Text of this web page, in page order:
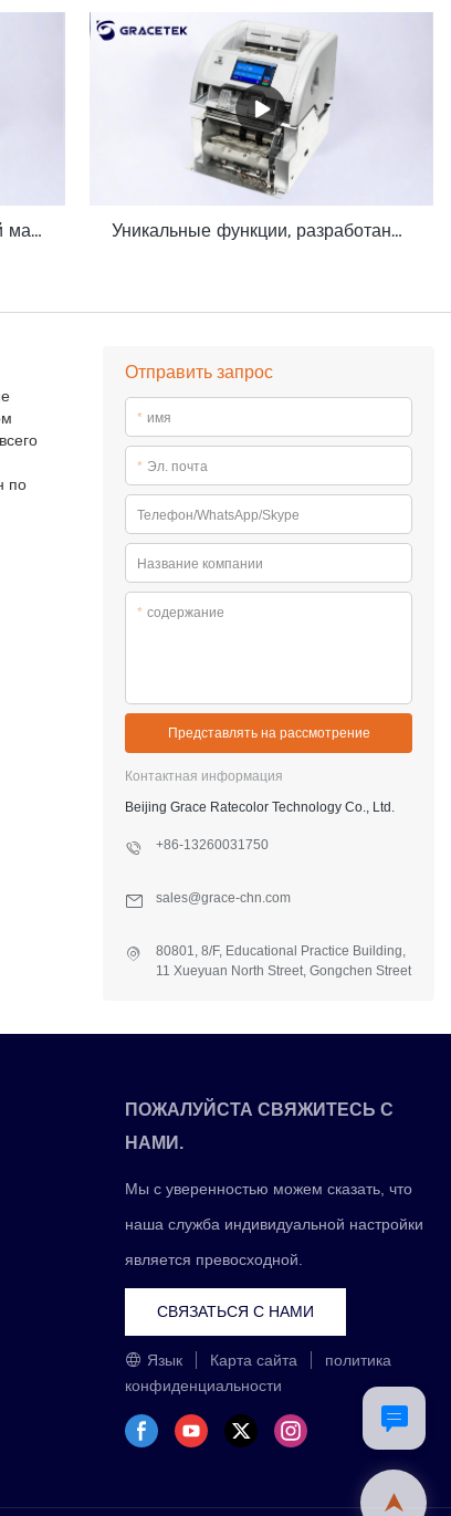
Валидатор банкнот депозитной машины большого объема для среды GDM-300 бэк-офиса Уникальные функции, разработанные для оптимизации модуля депозитной машины Grace GDM100
по
Отправить запрос
* имя
* Эл. почта
Телефон/WhatsApp/Skype
Название компании
* содержание
Представлять на рассмотрение
Контактная информация
Beijing Grace Ratecolor Technology Co., Ltd.
+86-13260031750
sales@grace-chn.com
80801, 8/F, Educational Practice Building,
11 Xueyuan North Street, Gongchen Street
ПОЖАЛУЙСТА СВЯЖИТЕСЬ С
НАМИ.
Мы с уверенностью можем сказать, что
наша служба индивидуальной настройки
является превосходной.
СВЯЗАТЬСЯ С НАМИ
Язык Карта сайта
политика
конфиденциальности